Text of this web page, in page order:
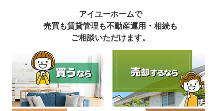
アイユーホームで
売買も賃貸管理も不動産運用・相続も
ご相談いただけます。